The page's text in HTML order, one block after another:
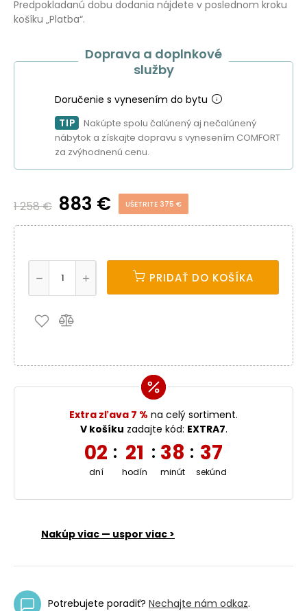
Predpokladanú dobu dodania nájdete v poslednom kroku
košíku „Platba“.
Doprava a doplnkové
služby
Doručenie s vynesením do bytu
TIP
Nakúpte spolu čalúnený aj nečalúnený
nábytok a získajte dopravu s vynesením COMFORT
za zvýhodnenú cenu.
1 258 € 883 € UŠETRITE 375 €
PRIDAŤ DO KOŠÍKA
Extra zľava 7 % na celý sortiment.
V košíku zadajte kód: EXTRA7.
02
dní
: 21
hodín
: 38
minút
: 37
sekúnd
Nakúp viac — uspor viac >
Potrebujete poradiť? Nechajte nám odkaz.